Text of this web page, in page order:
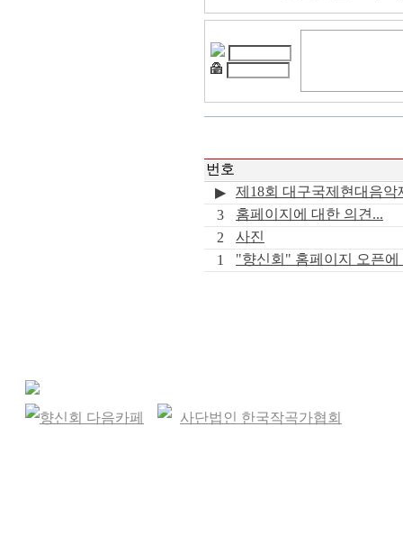
번호
▶
제18회 대구국제현대음악
3
홈페이지에 대한 의견...
2
사진
1
"향신회" 홈페이지 오픈에
향신회 다음카페 사단법인 한국작곡가협회